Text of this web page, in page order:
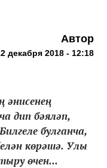
Автор
декабря 2018 - 12:18
дип бәяләп,
булганча,
көрәшә. Улы
өчен...